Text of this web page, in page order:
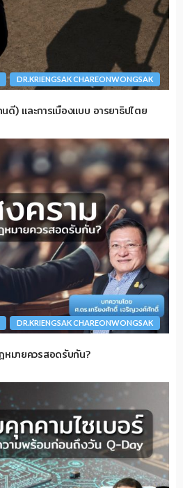
DR.KRIENGSAK CHAREONWONGSAK
ดี) และการเมืองแบบ อารยาธิปไตย
DR.KRIENGSAK CHAREONWONGSAK
หมายควรสอดรับกัน?